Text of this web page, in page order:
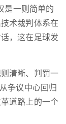
是一则简单的
术裁判体系在
，这在足球发
清晰、判罚一
争议中心回归
道路上的一个